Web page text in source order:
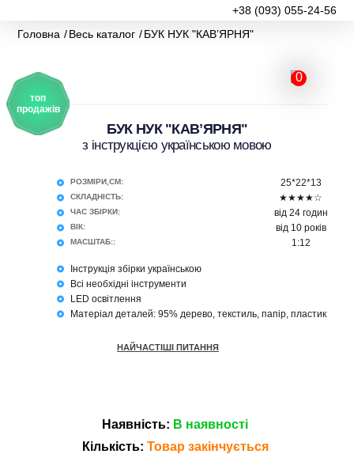
+38 (093) 055-24-56
Головна Весь каталог БУК НУК "КАВʼЯРНЯ"
топ
продажів
БУК НУК "КАВʼЯРНЯ"
з інструкцією українською мовою
РОЗМІРИ,СМ: 25*22*13
СКЛАДНІСТЬ: ★★★★☆
ЧАС ЗБІРКИ: від 24 годин
ВІК: від 10 років
МАСШТАБ:: 1:12
Інструкція збірки українською
Всі необхідні інструменти
LED освітлення
Матеріал деталей: 95% дерево, текстиль, папір, пластик
НАЙЧАСТІШІ ПИТАННЯ
Наявнiсть: В наявностi
Кількість: Товар закiнчується
0